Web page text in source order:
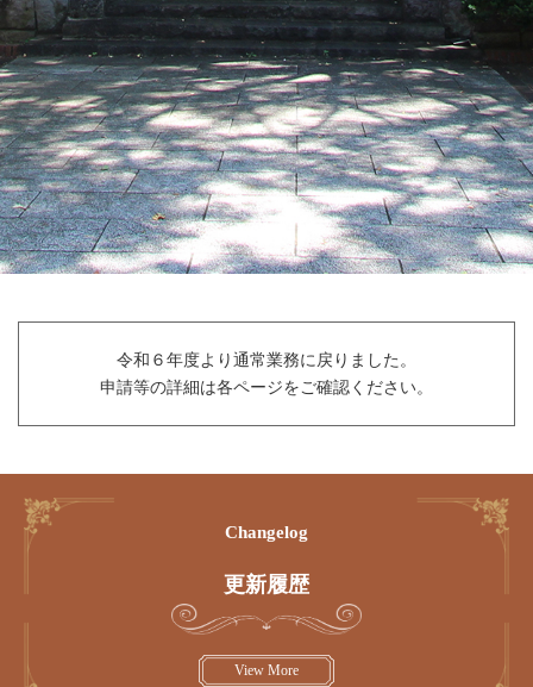
令和６年度より通常業務に戻りました。
申請等の詳細は各ページをご確認ください。
Changelog
更新履歴
View More